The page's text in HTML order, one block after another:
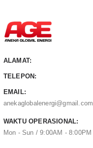
ALAMAT:
TELEPON:
EMAIL:
anekaglobalenergi@gmail.com
WAKTU OPERASIONAL:
Mon - Sun / 9:00AM - 8:00PM